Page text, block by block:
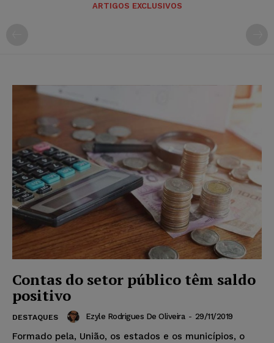
ARTIGOS EXCLUSIVOS
Contas do setor público têm saldo
positivo
DESTAQUES Ezyle Rodrigues De Oliveira - 29/11/2019
Formado pela, União, os estados e os municípios, o